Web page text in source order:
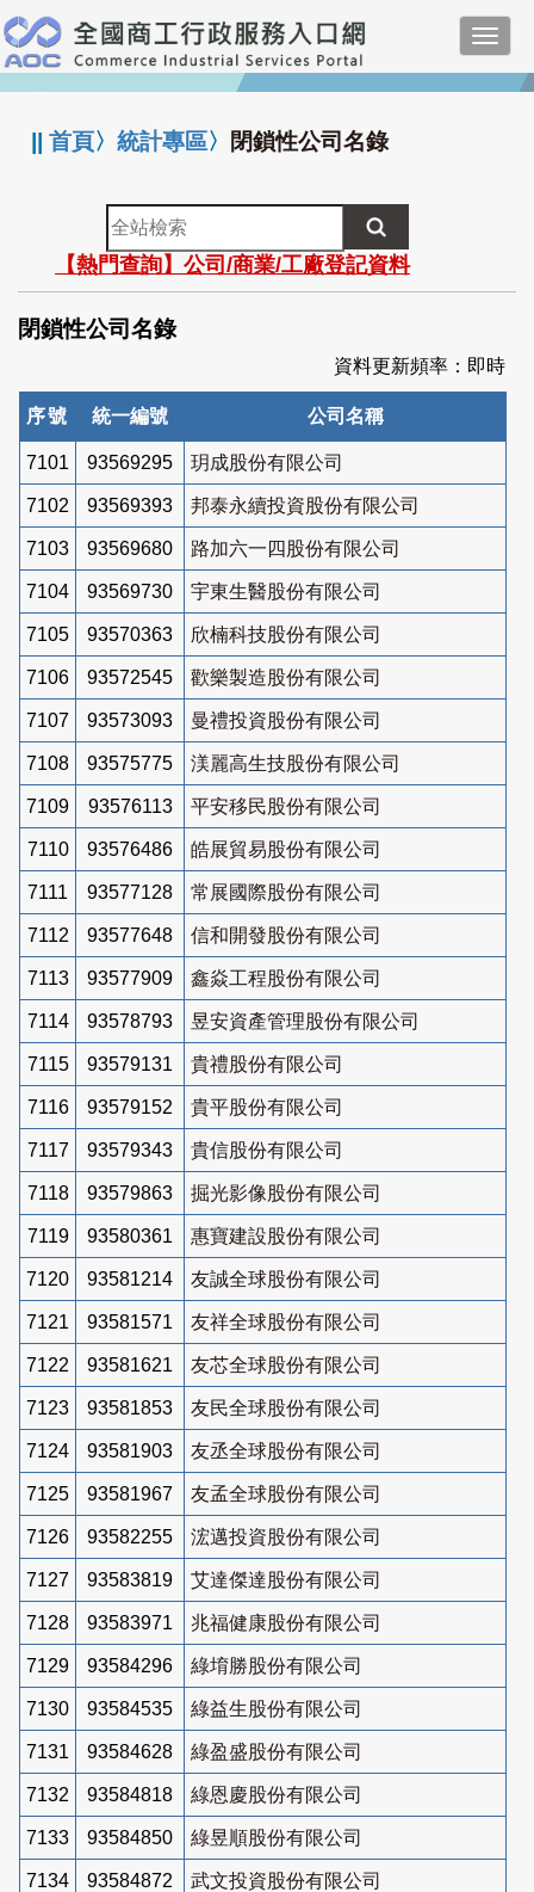
跳
到
主
要
:::
||首頁〉統計專區〉 閉鎖性公司名錄
全
站
檢
索
【熱門查詢】公司/商業/工廠登記資料
閉鎖性公司名錄
資料更新頻率：即時
序號 統一編號 公司名稱
7101 93569295 玥成股份有限公司
7102 93569393 邦泰永續投資股份有限公司
7103 93569680 路加六一四股份有限公司
7104 93569730 宇東生醫股份有限公司
7105 93570363 欣楠科技股份有限公司
7106 93572545 歡樂製造股份有限公司
7107 93573093 曼禮投資股份有限公司
7108 93575775 渼麗高生技股份有限公司
7109 93576113 平安移民股份有限公司
7110 93576486 皓展貿易股份有限公司
7111 93577128 常展國際股份有限公司
7112 93577648 信和開發股份有限公司
7113 93577909 鑫焱工程股份有限公司
7114 93578793 昱安資產管理股份有限公司
7115 93579131 貴禮股份有限公司
7116 93579152 貴平股份有限公司
7117 93579343 貴信股份有限公司
7118 93579863 掘光影像股份有限公司
7119 93580361 惠寶建設股份有限公司
7120 93581214 友誠全球股份有限公司
7121 93581571 友祥全球股份有限公司
7122 93581621 友芯全球股份有限公司
7123 93581853 友民全球股份有限公司
7124 93581903 友丞全球股份有限公司
7125 93581967 友孟全球股份有限公司
7126 93582255 浤邁投資股份有限公司
7127 93583819 艾達傑達股份有限公司
7128 93583971 兆福健康股份有限公司
7129 93584296 綠堉勝股份有限公司
7130 93584535 綠益生股份有限公司
7131 93584628 綠盈盛股份有限公司
7132 93584818 綠恩慶股份有限公司
7133 93584850 綠昱順股份有限公司
7134 93584872 武文投資股份有限公司